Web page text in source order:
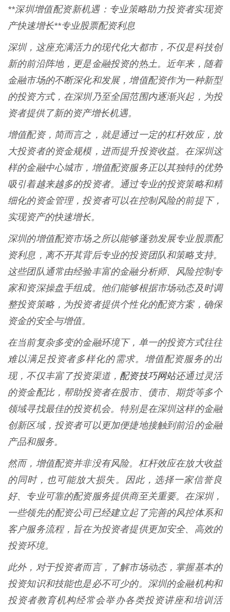
**深圳增值配资新机遇：专业策略助力投资者实现资
产快速增长**专业股票配资利息
深圳，这座充满活力的现代化大都市，不仅是科技创
新的前沿阵地，更是金融投资的热土。近年来，随着
金融市场的不断深化和发展，增值配资作为一种新型
的投资方式，在深圳乃至全国范围内逐渐兴起，为投
资者提供了新的资产增长机遇。
增值配资，简而言之，就是通过一定的杠杆效应，放
大投资者的资金规模，进而提升投资收益。在深圳这
样的金融中心城市，增值配资服务正以其独特的优势
吸引着越来越多的投资者。通过专业的投资策略和精
细化的资金管理，投资者可以在控制风险的前提下，
实现资产的快速增长。
深圳的增值配资市场之所以能够蓬勃发展专业股票配
资利息，离不开其背后专业的投资团队和策略支持。
这些团队通常由经验丰富的金融分析师、风险控制专
家和资深操盘手组成。他们能够根据市场动态及时调
整投资策略，为投资者提供个性化的配资方案，确保
资金的安全与增值。
在当前复杂多变的金融环境下，单一的投资方式往往
难以满足投资者多样化的需求。增值配资服务的出
现，不仅丰富了投资渠道， 配资技巧网站还通过灵活
的资金配比，帮助投资者在股市、债市、期货等多个
领域寻找最佳的投资机会。特别是在深圳这样的金融
创新区域，投资者可以更加便捷地接触到前沿的金融
产品和服务。
然而，增值配资并非没有风险。杠杆效应在放大收益
的同时，也可能放大损失。因此，选择一家信誉良
好、专业可靠的配资服务提供商至关重要。在深圳，
一些领先的配资公司已经建立起了完善的风控体系和
客户服务流程，旨在为投资者提供更加安全、高效的
投资环境。
此外，对于投资者而言，了解市场动态，掌握基本的
投资知识和技能也是必不可少的。深圳的金融机构和
投资者教育机构经常会举办各类投资讲座和培训活